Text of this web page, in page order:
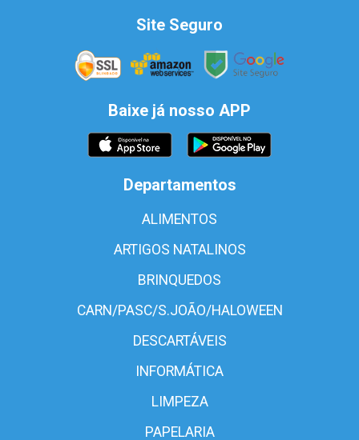
Site Seguro
Baixe já nosso APP
Departamentos
ALIMENTOS
ARTIGOS NATALINOS
BRINQUEDOS
CARN/PASC/S.JOÃO/HALOWEEN
DESCARTÁVEIS
INFORMÁTICA
LIMPEZA
PAPELARIA